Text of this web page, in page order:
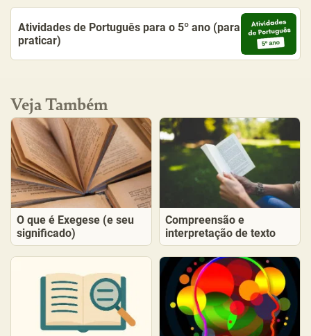
Atividades de Português para o 5º ano (para
praticar)
Veja Também
O que é Exegese (e seu
significado)
Compreensão e
interpretação de texto